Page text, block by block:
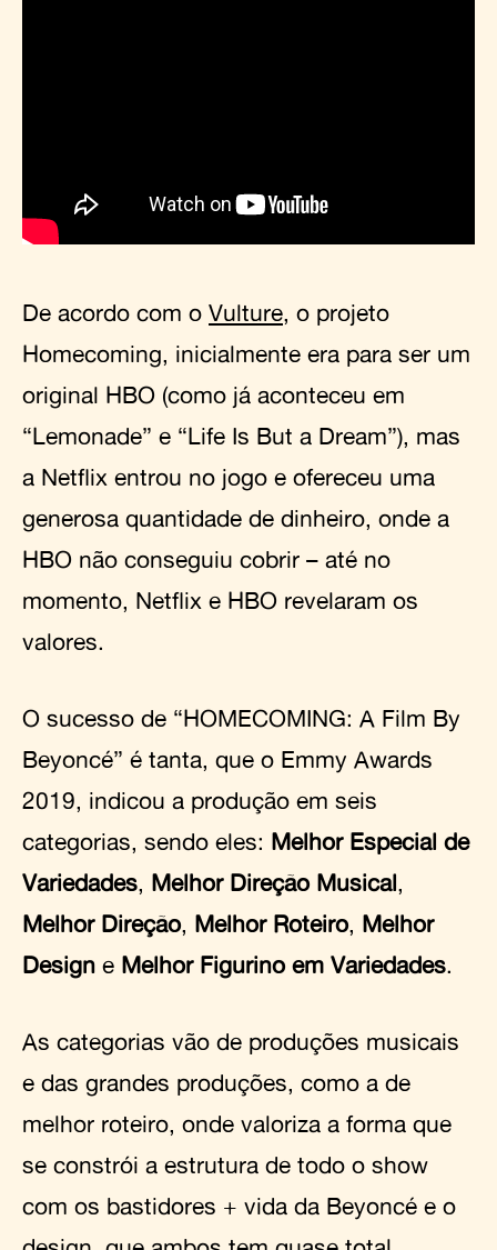
De acordo com o Vulture, o projeto
Homecoming, inicialmente era para ser um
original HBO (como já aconteceu em
“Lemonade” e “Life Is But a Dream”), mas
a Netflix entrou no jogo e ofereceu uma
generosa quantidade de dinheiro, onde a
HBO não conseguiu cobrir – até no
momento, Netflix e HBO revelaram os
valores.
O sucesso de “HOMECOMING: A Film By
Beyoncé” é tanta, que o Emmy Awards
2019, indicou a produção em seis
categorias, sendo eles: Melhor Especial de
Variedades, Melhor Direção Musical,
Melhor Direção, Melhor Roteiro, Melhor
Design e Melhor Figurino em Variedades.
As categorias vão de produções musicais
e das grandes produções, como a de
melhor roteiro, onde valoriza a forma que
se constrói a estrutura de todo o show
com os bastidores + vida da Beyoncé e o